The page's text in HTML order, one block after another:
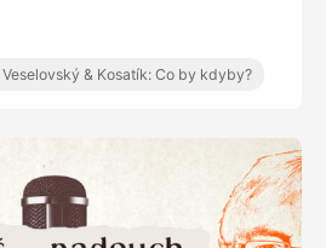
víc než občanskou
náturou zamíchaly události 20.
že válka na Ukrajině skončí
& Kosatík: Co by kdyby?